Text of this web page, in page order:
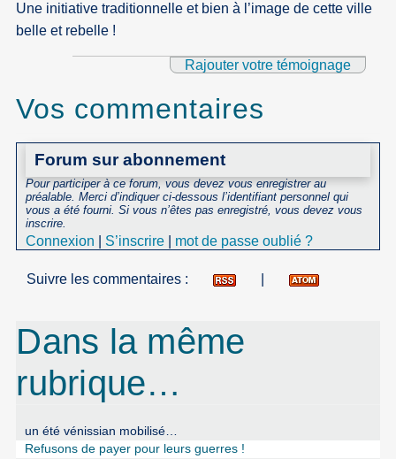
Une initiative traditionnelle et bien à l’image de cette ville
belle et rebelle !
Rajouter votre témoignage
Vos commentaires
Forum sur abonnement
Pour participer à ce forum, vous devez vous enregistrer au
préalable. Merci d’indiquer ci-dessous l’identifiant personnel qui
vous a été fourni. Si vous n’êtes pas enregistré, vous devez vous
inscrire.
Connexion S’inscrire mot de passe oublié ?
Suivre les commentaires :
Dans la même
rubrique…
un été vénissian mobilisé…
Refusons de payer pour leurs guerres !